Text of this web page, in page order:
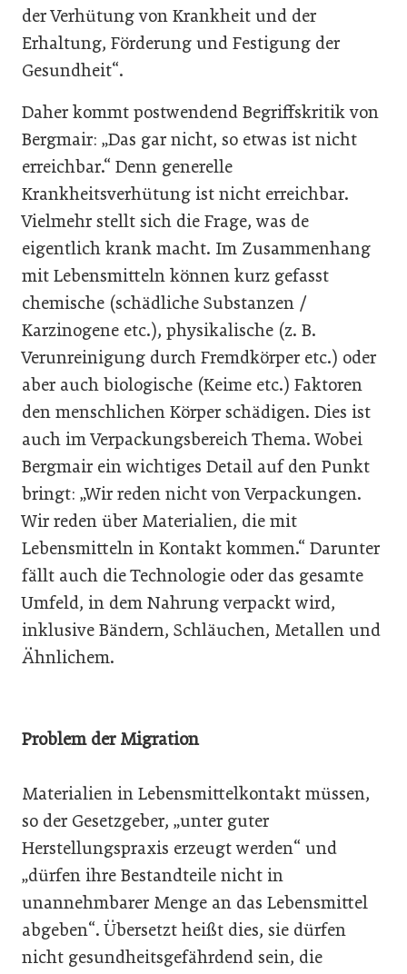
der Verhütung von Krankheit und der
Erhaltung, Förderung und Festigung der
Gesundheit“.
Daher kommt postwendend Begriffskritik von
Bergmair: „Das gar nicht, so etwas ist nicht
erreichbar.“ Denn generelle
Krankheitsverhütung ist nicht erreichbar.
Vielmehr stellt sich die Frage, was de
eigentlich krank macht. Im Zusammenhang
mit Lebensmitteln können kurz gefasst
chemische (schädliche Substanzen /
Karzinogene etc.), physikalische (z. B.
Verunreinigung durch Fremdkörper etc.) oder
aber auch biologische (Keime etc.) Faktoren
den menschlichen Körper schädigen. Dies ist
auch im Verpackungsbereich Thema. Wobei
Bergmair ein wichtiges Detail auf den Punkt
bringt: „Wir reden nicht von Verpackungen.
Wir reden über Materialien, die mit
Lebensmitteln in Kontakt kommen.“ Darunter
fällt auch die Technologie oder das gesamte
Umfeld, in dem Nahrung verpackt wird,
inklusive Bändern, Schläuchen, Metallen und
Ähnlichem.
Problem der Migration
Materialien in Lebensmittelkontakt müssen,
so der Gesetzgeber, „unter guter
Herstellungspraxis erzeugt werden“ und
„dürfen ihre Bestandteile nicht in
unannehmbarer Menge an das Lebensmittel
abgeben“. Übersetzt heißt dies, sie dürfen
nicht gesundheitsgefährdend sein, die